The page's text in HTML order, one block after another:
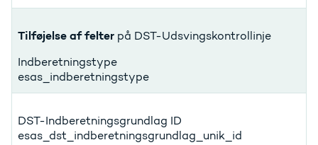
Tilføjelse af felter på DST-Udsvingskontrollinje
Indberetningstype
esas_indberetningstype
DST-Indberetningsgrundlag ID
esas_dst_indberetningsgrundlag_unik_id